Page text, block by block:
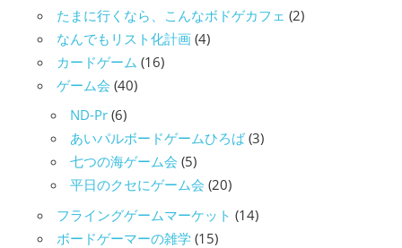
たまに行くなら、こんなボドゲカフェ (2)
なんでもリスト化計画 (4)
カードゲーム (16)
ゲーム会 (40)
ND-Pr (6)
あいパルボードゲームひろば(3)
七つの海ゲーム会 (5)
平日のクセにゲーム会 (20)
フライングゲームマーケット (14)
ボードゲーマーの雑学 (15)